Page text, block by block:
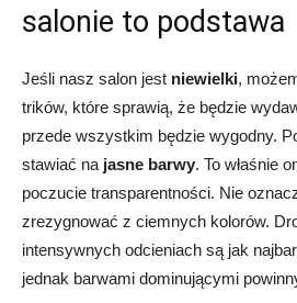
salonie to podstawa
Jeśli nasz salon jest niewielki,
trików, które sprawią, że będzie
przede wszystkim będzie wygodny.
stawiać na jasne barwy. To właśnie
poczucie transparentności. Nie
zrezygnować z ciemnych kolorów.
intensywnych odcieniach są jak
jednak barwami dominującymi